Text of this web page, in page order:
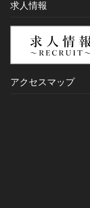
求人情報
アクセスマップ